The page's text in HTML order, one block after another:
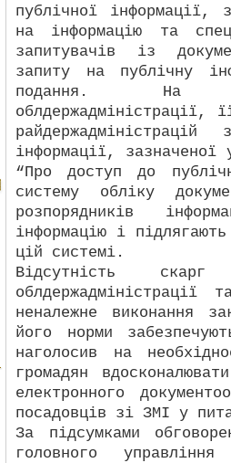
публічної інформації,
на інформацію та
запитувачів із
запиту на публічну
подання. На
облдержадміністрації,
райдержадміністрацій
інформації,
“Про доступ до
систему обліку
розпорядників
інформацію і
цій системі.
Відсутність
облдержадміністрації
неналежне виконання
його норми
наголосив на
громадян
електронного
посадовців зі ЗМІ у
За підсумками
головного